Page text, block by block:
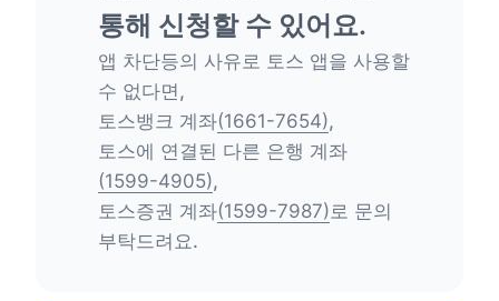
통해 신청할 수 있어요.
앱 차단등의 사유로 토스 앱을 사용할
수 없다면,
토스뱅크 계좌(1661-7654),
토스에 연결된 다른 은행 계좌
(1599-4905),
토스증권 계좌(1599-7987)로 문의
부탁드려요.